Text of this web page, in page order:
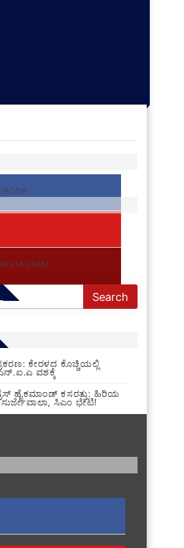
ಕೇರಳದ ಕೊಚ್ಚಿಯಲ್ಲಿ
ವಶಕ್ಕೆ
ಹೈಕಮಾಂಡ್ ಕಸರತ್ತು: ಹಿರಿಯ
ಸುರ್ಜೇವಾಲಾ, ಸಿಎಂ ಭೇಟಿ!